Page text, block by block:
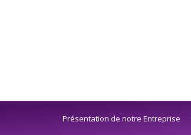
Présentation de notre Entreprise